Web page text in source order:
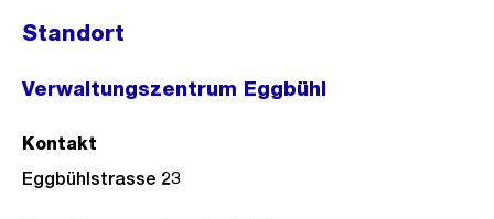
Standort
Verwaltungszentrum Eggbühl
Kontakt
Eggbühlstrasse 23